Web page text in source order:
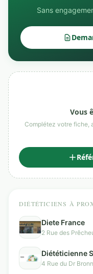
Sans
Vous
Complétez votre fiche,
DIÉTÉTICIENS À
Diete France
2 Rue des
Diététicienne
4 Rue du Dr